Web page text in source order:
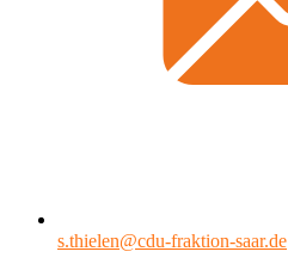
s.thielen@cdu-fraktion-saar.de